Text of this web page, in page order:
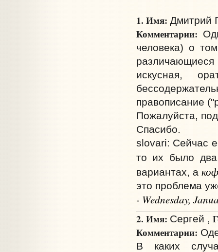
1. Имя: Дмитрий
Комментарии:
человека) о
искусная,
правописание
Пожалуйста,
Спасибо.
slovari: Сейчас
то их было
вариантах, а
это проблема
- Wednesday,
2. Имя: Сергей ,
Комментарии:
В каких